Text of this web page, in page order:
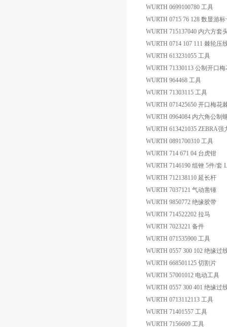
WURTH 0699100780 工具
WURTH 0715 76 128 数显游
WURTH 715137040 内六方套
WURTH 0714 107 111 棘轮压
WURTH 613231055 工具
WURTH 71330113 公制开口
WURTH 964468 工具
WURTH 71303115 工具
WURTH 071425650 开口梅花
WURTH 0964084 内六角公制
WURTH 613421035 ZEBRA强
WURTH 0891700310 工具
WURTH 714 671 04 台虎钳
WURTH 7146190 组锉 5件/套
WURTH 712138110 延长杆
WURTH 7037121 气动凿锤
WURTH 9850772 绝缘胶带
WURTH 714522202 拉马
WURTH 7023221 备件
WURTH 071535900 工具
WURTH 0557 300 102 绝缘过
WURTH 668501125 切割片
WURTH 57001012 电动工具
WURTH 0557 300 401 绝缘过
WURTH 0713112113 工具
WURTH 71401557 工具
WURTH 7156609 工具